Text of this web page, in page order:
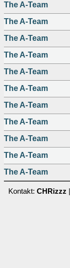
The A-Team
The A-Team
The A-Team
The A-Team
The A-Team
The A-Team
The A-Team
The A-Team
The A-Team
The A-Team
The A-Team
Kontakt: CHRizzz